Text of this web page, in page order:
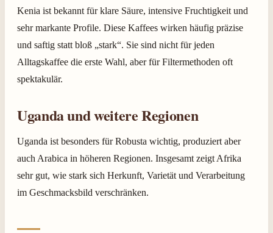
Kenia ist bekannt für klare Säure, intensive Fruchtigkeit und
sehr markante Profile. Diese Kaffees wirken häufig präzise
und saftig statt bloß „stark“. Sie sind nicht für jeden
Alltagskaffee die erste Wahl, aber für Filtermethoden oft
spektakulär.
Uganda und weitere Regionen
Uganda ist besonders für Robusta wichtig, produziert aber
auch Arabica in höheren Regionen. Insgesamt zeigt Afrika
sehr gut, wie stark sich Herkunft, Varietät und Verarbeitung
im Geschmacksbild verschränken.